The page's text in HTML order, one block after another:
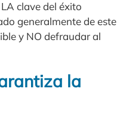
clave del éxito
generalmente de este
y NO defraudar al
la